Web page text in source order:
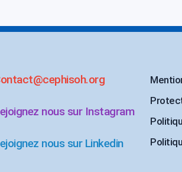
nous sur Instagram
nous sur Linkedin